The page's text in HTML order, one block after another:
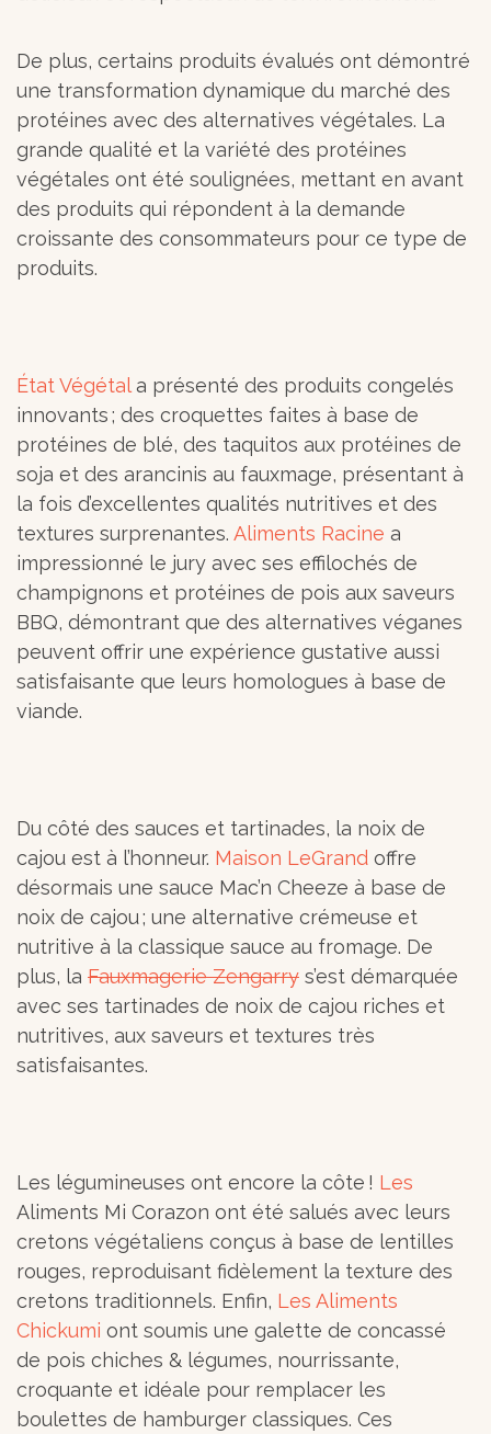
De plus, certains produits évalués ont démontré
une transformation dynamique du marché des
protéines avec des alternatives végétales. La
grande qualité et la variété des protéines
végétales ont été soulignées, mettant en avant
des produits qui répondent à la demande
croissante des consommateurs pour ce type de
produits.
État Végétala présenté des produits congelés
innovants ; des croquettes faites à base de
protéines de blé, des taquitos aux protéines de
soja et des arancinis au fauxmage, présentant à
la fois d’excellentes qualités nutritives et des
textures surprenantes. Aliments Racine a
impressionné le jury avec ses effilochés de
champignons et protéines de pois aux saveurs
BBQ, démontrant que des alternatives véganes
peuvent offrir une expérience gustative aussi
satisfaisante que leurs homologues à base de
viande.
Du côté des sauces et tartinades, la noix de
cajou est à l’honneur. Maison LeGrand offre
désormais une sauce Mac’n Cheeze à base de
noix de cajou ; une alternative crémeuse et
nutritive à la classique sauce au fromage. De
plus, la Fauxmagerie Zengarry s’est démarquée
avec ses tartinades de noix de cajou riches et
nutritives, aux saveurs et textures très
satisfaisantes.
Les légumineuses ont encore la côte ! Les
Aliments Mi Corazon ont été salués avec leurs
cretons végétaliens conçus à base de lentilles
rouges, reproduisant fidèlement la texture des
cretons traditionnels. Enfin, Les Aliments
Chickumi ont soumis une galette de concassé
de pois chiches & légumes, nourrissante,
croquante et idéale pour remplacer les
boulettes de hamburger classiques. Ces